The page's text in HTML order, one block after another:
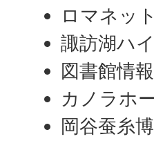
ロマネット
諏訪湖ハ
図書館情報
カノラホ
岡谷蚕糸